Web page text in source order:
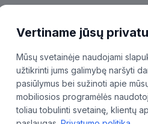
kiekvieną pirkimą ir patiksliname
Vertiname jūsų
Mūsų svetainėje naudojami
užtikrinti jums galimybę naršyti
pasiūlymus bei sužinoti apie
mobiliosios programėlės
toliau tobulinti svetainę, klientų